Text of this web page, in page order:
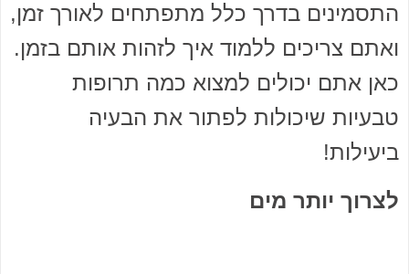
התסמינים בדרך כלל מתפתחים לאורך זמן,
ואתם צריכים ללמוד איך לזהות אותם בזמן.
כאן אתם יכולים למצוא כמה תרופות
טבעיות שיכולות לפתור את הבעיה
ביעילות!
לצרוך יותר מים